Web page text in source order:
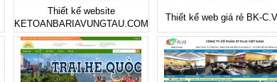
Thiết kế website
KETOANBARIAVUNGTAU.COM
Thiết kế web giá rẻ BK-